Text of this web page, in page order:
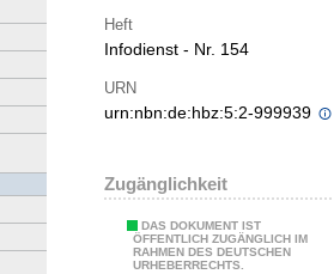
Heft
Infodienst - Nr. 154
URN
urn:nbn:de:hbz:5:2-999939
Zugänglichkeit
DAS DOKUMENT IST
ÖFFENTLICH ZUGÄNGLICH IM
RAHMEN DES DEUTSCHEN
URHEBERRECHTS.